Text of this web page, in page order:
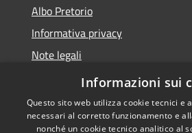
Albo Pretorio
Informativa privacy
Note legali
Dichiarazione di accessibilità
Informazioni sui
Questo sito web utilizza cookie tecnici e
necessari al corretto funzionamento e
nonché un cookie tecnico analitico al